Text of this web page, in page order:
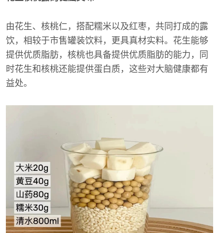
由花生、核桃仁，搭配糯米以及红枣，共同打成的露
饮，相较于市售罐装饮料，更具真材实料。花生能够
提供优质脂肪，核桃也具备提供优质脂肪的能力，同
时花生和核桃还能提供蛋白质，这些对大脑健康都有
益处。